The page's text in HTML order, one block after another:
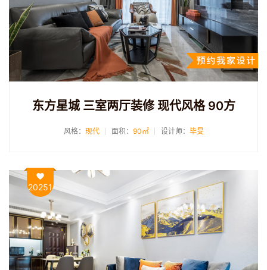
东方星城 三室两厅装修 现代风格 90方
风格： 现代 面积： 90㎡ 设计师： 毕旻
20251